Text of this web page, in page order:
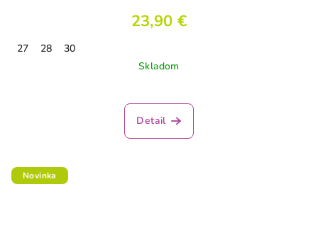
23,90 €
27 28
30
Skladom
Detail
Novinka